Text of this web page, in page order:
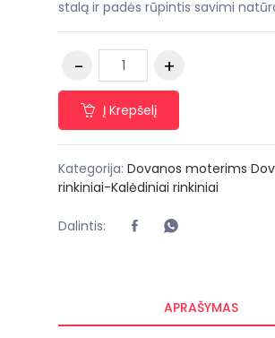
stalą ir padės rūpintis savimi
Į Krepšelį
Kategorija: Dovanos moterims
rinkiniai-Kalėdiniai rinkiniai
Dalintis:
APRAŠYMAS